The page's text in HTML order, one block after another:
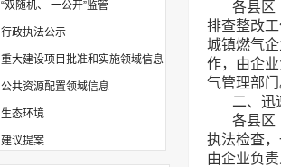
“双随机、 一公开”监管
行政执法公示
重大建设项目批准和实施领域信息
公共资源配置领域信息
生态环境
建议提案
各县区
排查整改
城镇燃气
作，由企
气管理部
二、迅
各县区
执法检查
由企业负